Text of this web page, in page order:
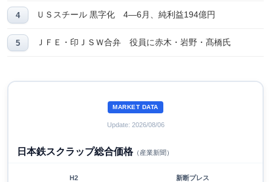
ＵＳスチール 黒字化 4―6月、純利益194億円
ＪＦＥ・印ＪＳＷ合弁 役員に赤木・岩野・髙橋氏
MARKET DATA
Update: 2026/08/06
日本鉄スクラップ総合価格（産業新聞）
H2 新断プレス